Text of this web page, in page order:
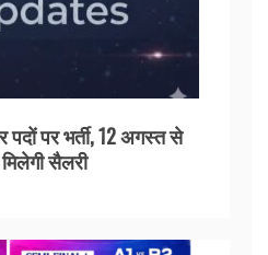
पदों पर भर्ती, 12 अगस्त से
सैलरी